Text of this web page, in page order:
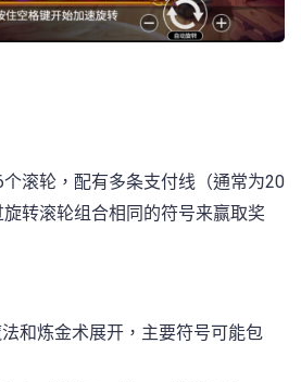
滚轮，配有多条支付线（通常为20
转滚轮组合相同的符号来赢取奖
和炼金术展开，主要符号可能包